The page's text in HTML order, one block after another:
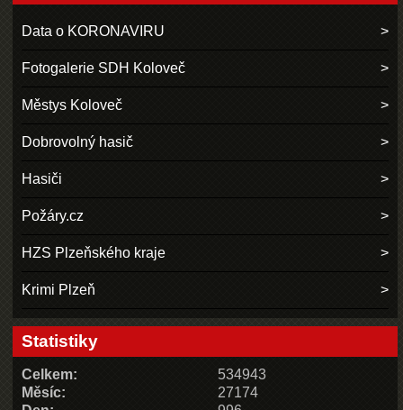
Data o KORONAVIRU
Fotogalerie SDH Koloveč
Městys Koloveč
Dobrovolný hasič
Hasiči
Požáry.cz
HZS Plzeňského kraje
Krimi Plzeň
Statistiky
Celkem:
534943
Měsíc:
27174